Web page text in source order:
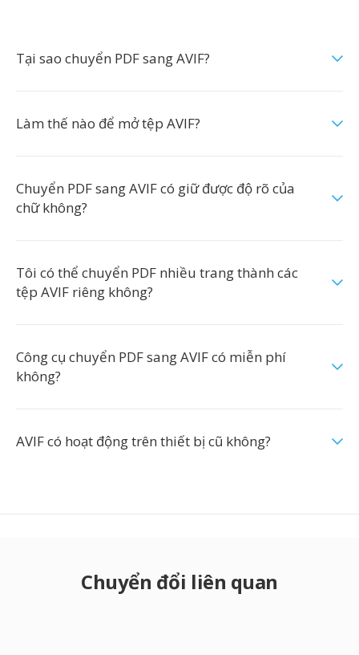
Tại sao chuyển PDF sang AVIF?
Làm thế nào để mở tệp AVIF?
Chuyển PDF sang AVIF có giữ được độ rõ của
chữ không?
Tôi có thể chuyển PDF nhiều trang thành các
tệp AVIF riêng không?
Công cụ chuyển PDF sang AVIF có miễn phí
không?
AVIF có hoạt động trên thiết bị cũ không?
Chuyển đổi liên quan